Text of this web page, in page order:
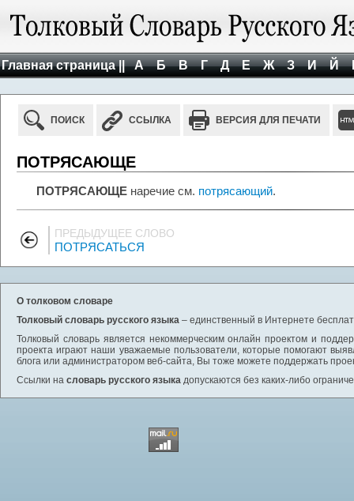
Главная страница || А Б В Г Д Е Ж З И Й
ПОИСК ССЫЛКА ВЕРСИЯ ДЛЯ ПЕЧАТИ
ПОТРЯСАЮЩЕ
ПОТРЯСАЮЩЕ наречие см. потрясающий.
ПРЕДЫДУЩЕЕ СЛОВО
ПОТРЯСАТЬСЯ
О толковом словаре
Толковый словарь русского языка – единственный в Интернете
Толковый словарь является некоммерческим онлайн проектом и
проекта играют наши уважаемые пользователи, которые помогают
блога или администратором веб-сайта, Вы тоже можете поддержать
Ссылки на словарь русского языка допускаются без каких-либо